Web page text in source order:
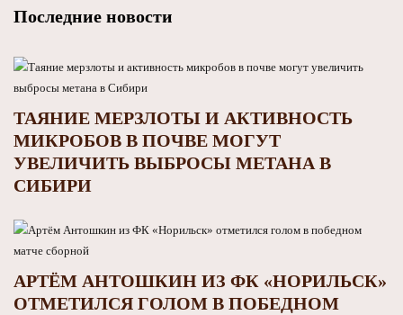
Последние новости
ТАЯНИЕ МЕРЗЛОТЫ И АКТИВНОСТЬ
МИКРОБОВ В ПОЧВЕ МОГУТ
УВЕЛИЧИТЬ ВЫБРОСЫ МЕТАНА В
СИБИРИ
АРТЁМ АНТОШКИН ИЗ ФК «НОРИЛЬСК»
ОТМЕТИЛСЯ ГОЛОМ В ПОБЕДНОМ